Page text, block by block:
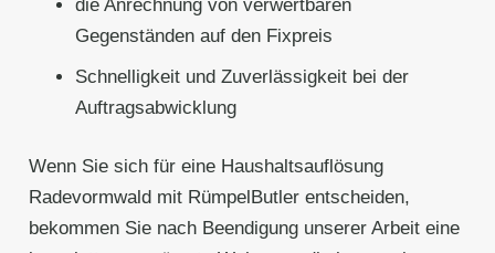
die Anrechnung von verwertbaren
Gegenständen auf den Fixpreis
Schnelligkeit und Zuverlässigkeit bei der
Auftragsabwicklung
Wenn Sie sich für eine Haushaltsauflösung
Radevormwald mit RümpelButler entscheiden,
bekommen Sie nach Beendigung unserer Arbeit eine